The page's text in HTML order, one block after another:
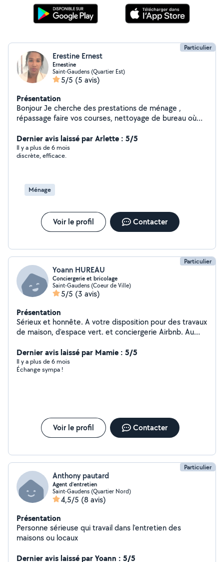
Particulier
Erestine Ernest
Ernestine
Saint-Gaudens (Quartier Est)
5/5 (5 avis)
Présentation
Bonjour Je cherche des prestations de ménage ,
répassage faire vos courses, nettoyage de bureau où
patiente et souriante et disponible de suite. Je suis sur
Saint -Gaudens et n'hésitez pas à me contacter.
Cordialement Ernestine
Dernier avis laissé par Arlette : 5/5
Il y a plus de 6 mois
discrète, efficace.
Ménage
Voir le profil Contacter
Particulier
Yoann HUREAU
Conciergerie et bricolage
Saint-Gaudens (Coeur de Ville)
5/5 (3 avis)
Présentation
Sérieux et honnête. A votre disposition pour des travaux
de maison, d'espace vert. et conciergerie Airbnb. Au
Dernier avis laissé par Mamie : 5/5
Il y a plus de 6 mois
Échange sympa !
Voir le profil Contacter
Particulier
Anthony pautard
Agent d’entretien
Saint-Gaudens (Quartier Nord)
4,5/5 (8 avis)
Présentation
Personne sérieuse qui travail dans l'entretien des
maisons ou locaux
Dernier avis laissé par Yoann : 5/5